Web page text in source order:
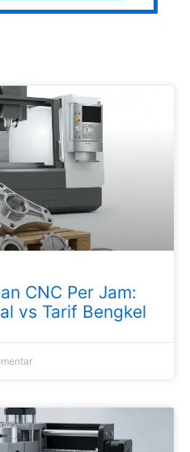
CNC Per Jam:
vs Tarif Bengkel